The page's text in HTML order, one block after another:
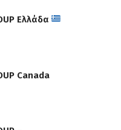
Ελλάδα
Canada